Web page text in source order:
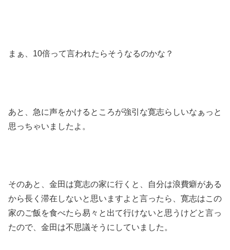
まぁ、10倍って言われたらそうなるのかな？
あと、急に声をかけるところが強引な寛志らしいなぁっと
思っちゃいましたよ。
そのあと、金田は寛志の家に行くと、自分は浪費癖がある
から長く滞在しないと思いますよと言ったら、寛志はこの
家のご飯を食べたら易々と出て行けないと思うけどと言っ
たので、金田は不思議そうにしていました。